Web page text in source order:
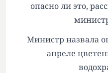
опасно ли это,
Министр назвала
апреле